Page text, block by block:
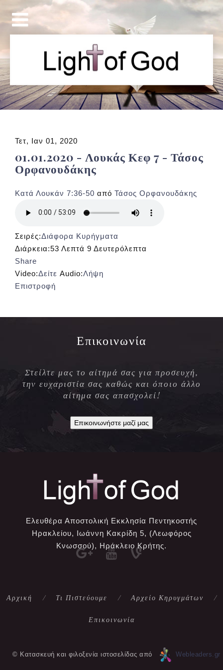
Τετ, Ιαν 01, 2020
01.01.2020 - Λουκάς Κεφ 7 - Τάσος
Ορφανουδάκης
Κατά Λουκάν 7:36-50 από Τάσος Ορφανουδάκης
Σειρές:Διάφορα Κυρήγματα
Διάρκεια:53 Λεπτά 9 Δευτερόλεπτα
Share
Video:Δείτε Audio:Λήψη
Επιστροφή
Επικοινωνία
Στείλτε μας το αίτημά σας για προσευχή,
την ευχαριστία σας καθώς και όποιο άλλο
αίτημα σας απασχολεί!
Επικοινωνήστε μαζί μας
Ελευθέρα Αποστολική Εκκλησία Πεντηκοστής
Ηρακλείου, Ιωάννη Κακρίδη 5, (Λεωφόρος
Κνωσσού), Ηράκλειο Κρήτης.
Αρχική Τι Πιστεύουμε Αρχείο Κηρυγμάτων
Επικοινωνία
© Κατασκευή και φιλοξενία ιστοσελίδας από Webleaders.gr